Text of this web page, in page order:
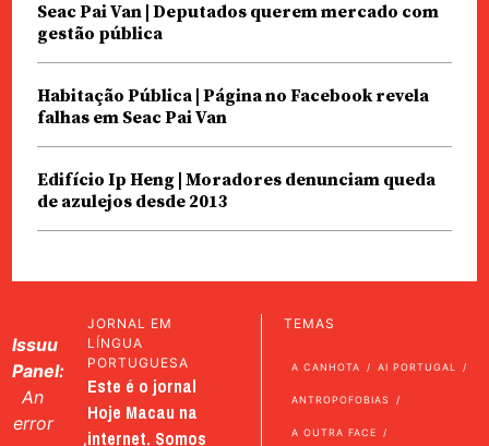
Seac Pai Van | Deputados querem mercado com
gestão pública
Habitação Pública | Página no Facebook revela
falhas em Seac Pai Van
Edifício Ip Heng | Moradores denunciam queda
de azulejos desde 2013
Issuu
Panel:
An
error
JORNAL EM
LÍNGUA
PORTUGUESA
Este é o jornal
Hoje Macau na
internet. Somos
TEMAS
A CANHOTA AI PORTUGAL
ANTROPOFOBIAS
A OUTRA FACE